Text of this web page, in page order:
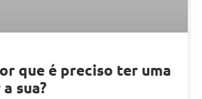
que é preciso ter uma
sua?